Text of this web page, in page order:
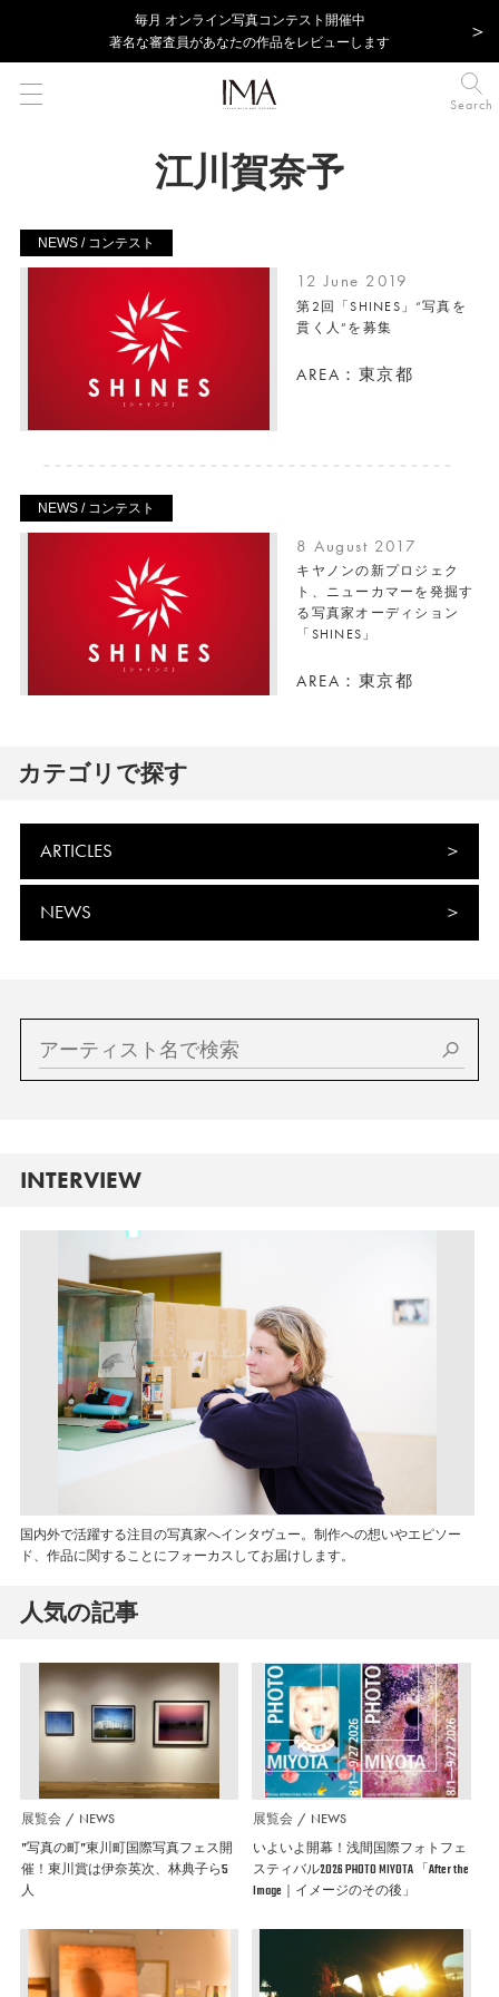
毎⽉ オンライン写真コンテスト開催中
著名な審査員があなたの作品をレビューします
Search
江川賀奈予
NEWS / コンテスト
12 June 2019
第2回「SHINES」“写真を
貫く人”を募集
AREA：東京都
NEWS / コンテスト
8 August 2017
キヤノンの新プロジェク
ト、ニューカマーを発掘す
る写真家オーディション
「SHINES」
AREA：東京都
カテゴリで探す
ARTICLES
NEWS
INTERVIEW
国内外で活躍する注目の写真家へインタヴュー。制作への想いやエピソー
ド、作品に関することにフォーカスしてお届けします。
人気の記事
展覧会 NEWS
”写真の町”東川町国際写真フェス開
催！東川賞は伊奈英次、林典子ら5
人
展覧会 NEWS
いよいよ開幕！浅間国際フォトフェ
スティバル2026 PHOTO MIYOTA 「After the
Image｜イメージのその後」